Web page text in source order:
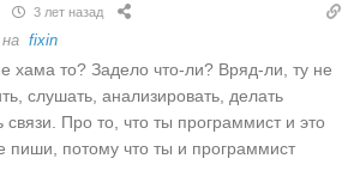
3 лет назад
fixin
хама то? Задело что-ли? Вряд-ли, ту не
слушать, анализировать, делать
связи. Про то, что ты программист и это
пиши, потому что ты и программист